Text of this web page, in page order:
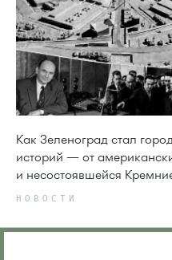
Как Зеленоград стал
историй — от
и несостоявшейся
НОВОСТИ